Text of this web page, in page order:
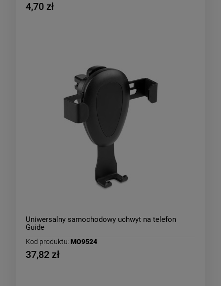
4,70 zł
Uniwersalny samochodowy uchwyt na telefon
Guide
Kod produktu: MO9524
37,82 zł